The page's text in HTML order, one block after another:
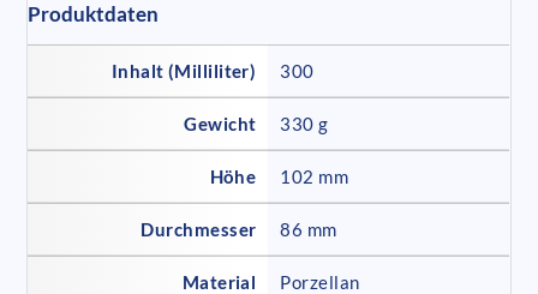
Produktdaten
Inhalt (Milliliter) 300
Gewicht 330 g
Höhe 102 mm
Durchmesser 86 mm
Material Porzellan